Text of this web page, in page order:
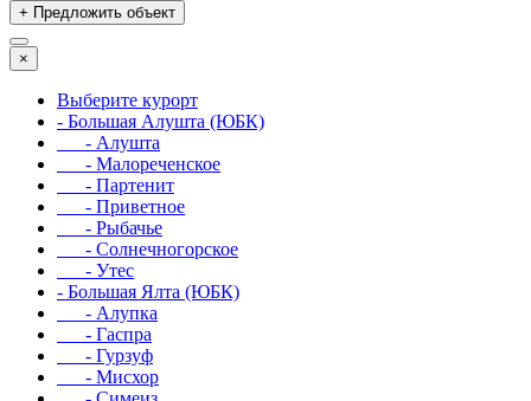
+ Предложить объект
×
Выберите курорт
- Большая Алушта (ЮБК)
- Алушта
- Малореченское
- Партенит
- Приветное
- Рыбачье
- Солнечногорское
- Утес
- Большая Ялта (ЮБК)
- Алупка
- Гаспра
- Гурзуф
- Мисхор